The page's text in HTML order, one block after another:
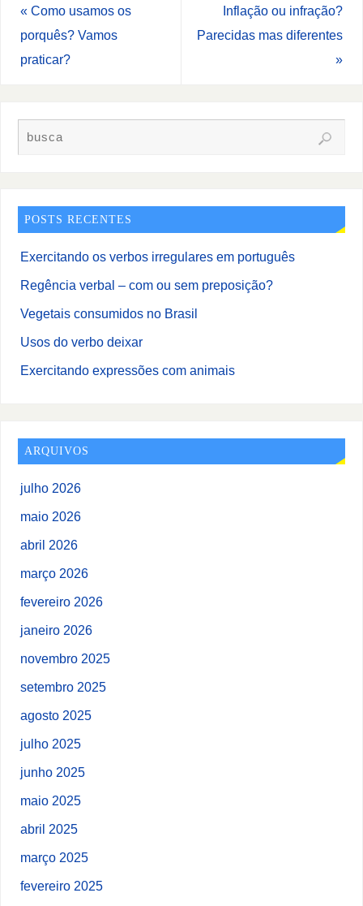
« Como usamos os
porquês? Vamos
praticar?
Inflação ou infração?
Parecidas mas diferentes
»
POSTS RECENTES
Exercitando os verbos irregulares em português
Regência verbal – com ou sem preposição?
Vegetais consumidos no Brasil
Usos do verbo deixar
Exercitando expressões com animais
ARQUIVOS
julho 2026
maio 2026
abril 2026
março 2026
fevereiro 2026
janeiro 2026
novembro 2025
setembro 2025
agosto 2025
julho 2025
junho 2025
maio 2025
abril 2025
março 2025
fevereiro 2025